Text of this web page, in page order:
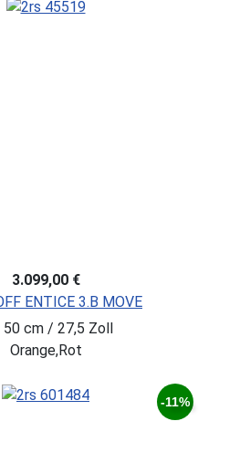
3.099,00 €
ENTICE 3.B MOVE
50 cm / 27,5 Zoll
Orange,Rot
-11%